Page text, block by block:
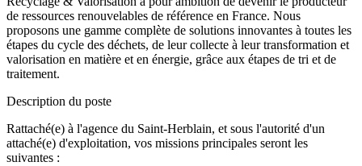
de ressources renouvelables de référence en France. Nous
proposons une gamme complète de solutions innovantes à toutes les
étapes du cycle des déchets, de leur collecte à leur transformation et
valorisation en matière et en énergie, grâce aux étapes de tri et de
traitement.
Description du poste
Rattaché(e) à l'agence du Saint-Herblain, et sous l'autorité d'un
attaché(e) d'exploitation, vos missions principales seront les
suivantes :